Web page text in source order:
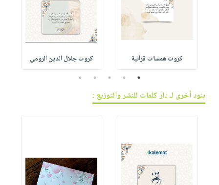
كروت همسات قرانية كروت جلال الدين الرومي
1
2
3
4
5
بنود أخرى لـ دار كلمات للنشر والتوزيع :